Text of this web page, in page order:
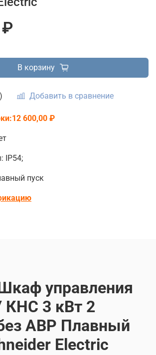
Добавить в сравнение
₽
В корзину
600,00 ₽
IP54;
пуск
управления
3 кВт 2
АВР Плавный
Electric